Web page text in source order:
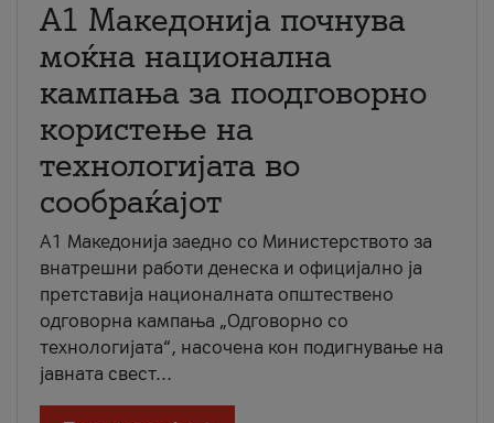
A1 Македонија почнува
моќна национална
кампања за поодговорно
користење на
технологијата во
сообраќајот
A1 Македонија заедно со Министерството за
внатрешни работи денеска и официјално ја
претставија националната општествено
одговорна кампања „Одговорно со
технологијата“, насочена кон подигнување на
јавната свест...